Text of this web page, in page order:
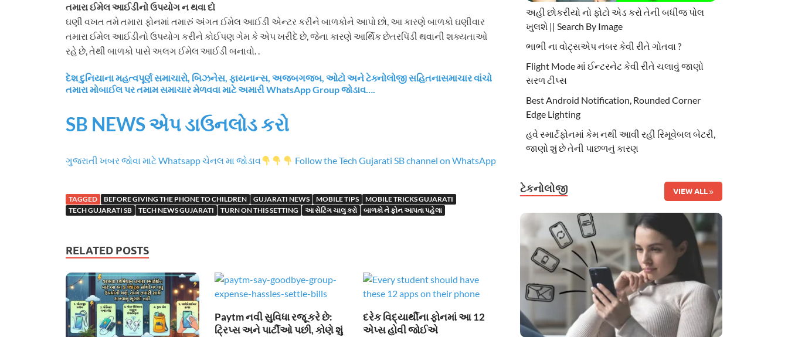
તમારા ઈમેલ આઈડીનો ઉપયોગ ન થવા દો
ઘણી વખત તમે તમારા ફોનમાં તમારું અંગત ઈમેલ આઈડી એન્ટર કરીને બાળકોને આપો છો, આ કારણે બાળકો ઘણીવાર
તમારા ઈમેલ આઈડીનો ઉપયોગ કરીને કોઈપણ ગેમ કે એપ ખરીદે છે, જેના કારણે આર્થિક છેતરપિંડી થવાની શક્યતાઓ
રહે છે, તેથી બાળકો પાસે અલગ ઈમેલ આઈડી બનાવો. .
દેશ દુનિયાના મહત્વપૂર્ણ સમાચારો, બિઝનેસ, ફાયનાન્સ, અજબગજબ, ઓટો અને ટેક્નોલોજી સહિતનાસમાચાર વાંચો
તમારા મોબાઈલ પર તમામ સમાચાર મેળવવા માટે અમારી WhatsApp Group જોડાવ….
SB NEWS એપ ડાઉનલોડ કરો
ગુજરાતી ખબર જોવા માટે Whatsapp ચેનલ મા જોડાવ Follow the Tech Gujarati SB channel on WhatsApp
TAGGED BEFORE GIVING THE PHONE TO CHILDREN GUJARATI NEWS MOBILE TIPS
MOBILE TRICKS GUJARATI
TECH GUJARATI SB
TECH NEWS GUJARATI TURN ON THIS SETTING આ સેટિંગ ચાલુ કરો બાળકો ને ફોન આપતા પહેલા
RELATED POSTS
Paytm નવી સુવિધા રજૂ કરે છે:
ટ્રિપ્સ અને પાર્ટીઓ પછી, કોણે શું
દરેક વિદ્યાર્થીના ફોનમાં આ 12
એપ્સ હોવી જોઈએ
અહી છોકરીયો નો ફોટો એડ કરો તેની બધીજ પોલ
ખુલશે || Search By Image
ભાભી ના વોટ્સએપ નંબર કેવી રીતે ગોતવા ?
Flight Mode માં ઈન્ટરનેટ કેવી રીતે ચલાવું જાણો
સરળ ટીપ્સ
Best Android Notification, Rounded Corner
Edge Lighting
હવે સ્માર્ટફોનમાં કેમ નથી આવી રહી રિમૂવેબલ બેટરી,
જાણો શું છે તેની પાછળનું કારણ
ટેકનોલોજી VIEW ALL